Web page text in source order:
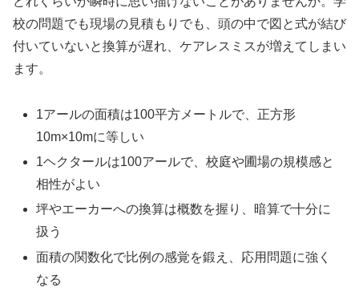
校の問題でも現場の見積もりでも、頭の中で図と式が結び
付いていないと換算が遅れ、ケアレスミスが増えてしまい
ます。
1アールの面積は100平方メートルで、正方形
10m×10mに等しい
1ヘクタールは100アールで、校庭や圃場の規模感と
相性がよい
坪やエーカーへの換算は概数を握り、暗算で十分に
扱う
面積の関数化で比例の感覚を鍛え、応用問題に強く
なる